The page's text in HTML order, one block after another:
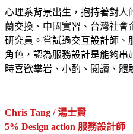
心理系背景出生，抱持著對人
蘭交換、中國實習、台灣社
研究員。嘗試過交互設計師、
角色，認為服務設計是能夠
時喜歡攀岩、小酌、閱讀、體
Chris Tang / 湯士賢
5% Design action 服務設計師